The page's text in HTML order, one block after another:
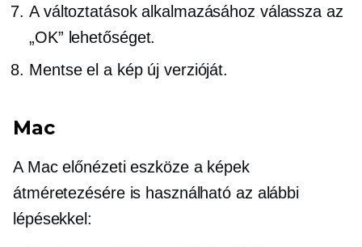
A változtatások alkalmazásához válassza az
„OK” lehetőséget.
Mentse el a kép új verzióját.
Mac
A Mac előnézeti eszköze a képek
átméretezésére is használható az alábbi
lépésekkel: